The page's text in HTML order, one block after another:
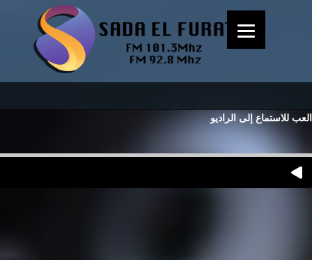
العب للاستماع إلى الراديو